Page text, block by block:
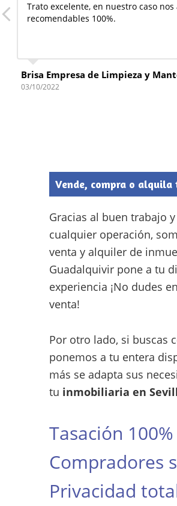
Trato excelente, en nuestro caso
recomendables 100%.
Brisa Empresa de Limpieza y
03/10/2022
Vende, compra o
Gracias al buen trabajo
cualquier operación,
venta y alquiler de
Guadalquivir pone a tu
experiencia ¡No dudes
venta!
Por otro lado, si buscas
ponemos a tu entera
más se adapta sus
tu inmobiliaria en
Tasación
Compradores
Privacidad